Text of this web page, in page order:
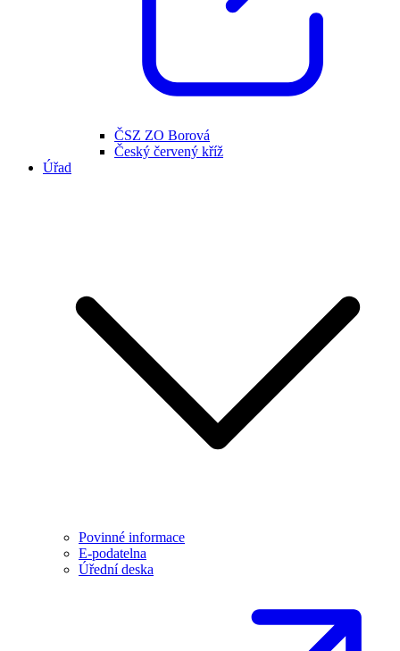
ČSZ ZO Borová
Český červený kříž
Úřad
Povinné informace
E-podatelna
Úřední deska